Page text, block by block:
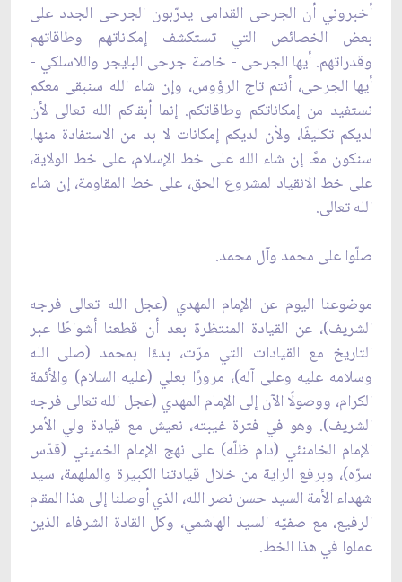
أخبروني أن الجرحى القدامى يدرّبون الجرحى الجدد على
بعض الخصائص التي تستكشف إمكاناتهم وطاقاتهم
وقدراتهم. أيها الجرحى - خاصة جرحى البايجر واللاسلكي -
أيها الجرحى، أنتم تاج الرؤوس، وإن شاء الله سنبقى معكم
نستفيد من إمكاناتكم وطاقاتكم. إنما أبقاكم الله تعالى لأن
لديكم تكليفًا، ولأن لديكم إمكانات لا بد من الاستفادة منها.
سنكون معًا إن شاء الله على خط الإسلام، على خط الولاية،
على خط الانقياد لمشروع الحق، على خط المقاومة، إن شاء
الله تعالى.
صلّوا على محمد وآل محمد.
موضوعنا اليوم عن الإمام المهدي (عجل الله تعالى فرجه
الشريف)، عن القيادة المنتظرة بعد أن قطعنا أشواطًا عبر
التاريخ مع القيادات التي مرّت، بدءًا بمحمد (صلى الله
وسلامه عليه وعلى آله)، مرورًا بعلي (عليه السلام) والأئمة
الكرام، ووصولًا الآن إلى الإمام المهدي (عجل الله تعالى فرجه
الشريف). وهو في فترة غيبته، نعيش مع قيادة ولي الأمر
الإمام الخامنئي (دام ظلّه) على نهج الإمام الخميني (قدّس
سرّه)، وبرفع الراية من خلال قيادتنا الكبيرة والملهمة، سيد
شهداء الأمة السيد حسن نصر الله، الذي أوصلنا إلى هذا المقام
الرفيع، مع صفيّه السيد الهاشمي، وكل القادة الشرفاء الذين
عملوا في هذا الخط.